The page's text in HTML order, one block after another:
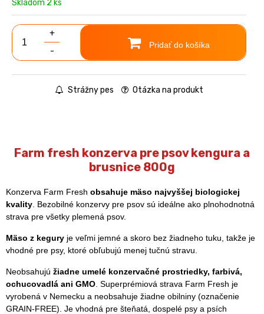
Skladom 2 ks
+
-
Pridať do košíka
Strážny pes Otázka na produkt
Farm fresh konzerva pre psov kengura a
brusnice 800g
Konzerva Farm Fresh obsahuje mäso najvyššej biologickej
kvality . Bezobilné konzervy pre psov sú ideálne ako plnohodnotná
strava pre všetky plemená psov.
Mäso z kegury je veľmi jemné a skoro bez žiadneho tuku, takže je
vhodné pre psy, ktoré obľubujú menej tučnú stravu.
Neobsahujú žiadne umelé konzervačné prostriedky, farbivá,
ochucovadlá ani GMO . Superprémiová strava Farm Fresh je
vyrobená v Nemecku a neobsahuje žiadne obilniny (označenie
GRAIN-FREE). Je vhodná pre šteňatá, dospelé psy a psích